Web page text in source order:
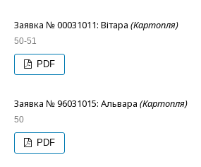
Заявка № 00031011: Вітара (Картопля)
50-51
PDF
Заявка № 96031015: Альвара (Картопля)
50
PDF